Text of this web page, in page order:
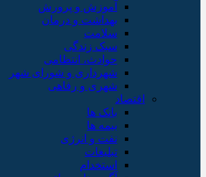
آموزش و پرورش
بهداشت و درمان
سلامت
سبک زندگی
حوادث، انتظامی
شهرداری و شورای شهر
شهری و رفاهی
اقتصاد
بانک ها
بیمه ها
نفت و انرژی
تبلیغات
استخدام